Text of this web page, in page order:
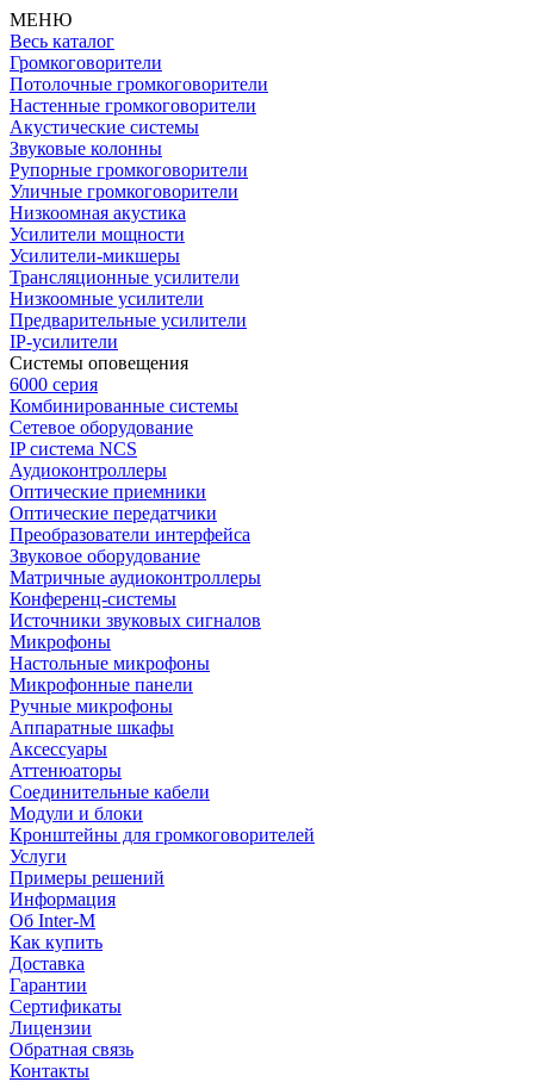
МЕНЮ
Весь каталог
Громкоговорители
Потолочные громкоговорители
Настенные громкоговорители
Акустические системы
Звуковые колонны
Рупорные громкоговорители
Уличные громкоговорители
Низкоомная акустика
Усилители мощности
Усилители-микшеры
Трансляционные усилители
Низкоомные усилители
Предварительные усилители
IP-усилители
Системы оповещения
6000 серия
Комбинированные системы
Сетевое оборудование
IP система NCS
Аудиоконтроллеры
Оптические приемники
Оптические передатчики
Преобразователи интерфейса
Звуковое оборудование
Матричные аудиоконтроллеры
Конференц-системы
Источники звуковых сигналов
Микрофоны
Настольные микрофоны
Микрофонные панели
Ручные микрофоны
Аппаратные шкафы
Аксессуары
Аттенюаторы
Соединительные кабели
Модули и блоки
Кронштейны для громкоговорителей
Услуги
Примеры решений
Информация
Об Inter-M
Как купить
Доставка
Гарантии
Сертификаты
Лицензии
Обратная связь
Контакты